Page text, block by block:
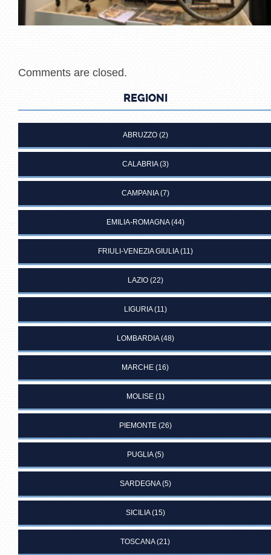
Comments are closed.
REGIONI
ABRUZZO(2)
CALABRIA(3)
CAMPANIA(7)
EMILIA-ROMAGNA(44)
FRIULI-VENEZIA GIULIA(11)
LAZIO(22)
LIGURIA(11)
LOMBARDIA(48)
MARCHE (16)
MOLISE(1)
PIEMONTE(26)
PUGLIA(5)
SARDEGNA(5)
SICILIA(15)
TOSCANA(21)